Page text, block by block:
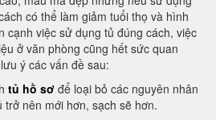
có thể làm giảm tuổi thọ và hình
cạnh việc sử dụng tủ đúng cách, việc
ở văn phòng cũng hết sức quan
ý các vấn đề sau:
tủ hồ sơ để loại bỏ các nguyên nhân
nên mới hơn, sạch sẽ hơn.